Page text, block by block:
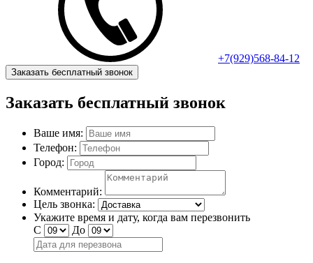
+7(929)568-84-12
Заказать бесплатный звонок
Заказать бесплатный звонок
Ваше имя:
Телефон:
Город:
Комментарий:
Цель звонка:
Укажите время и дату, когда вам перезвонить
С
До